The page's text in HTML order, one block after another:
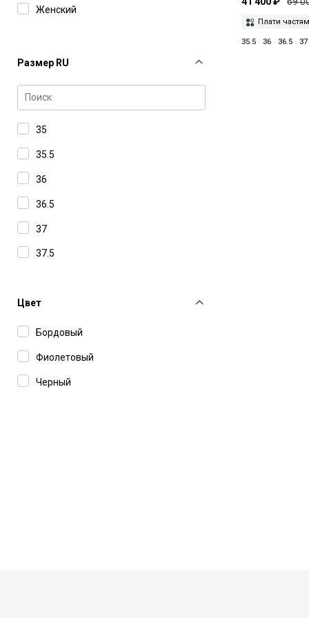
Si Rossi by Sergio Rossi
Женский
Размер RU
35
35.5
36
36.5
37
37.5
38.5
39
40
Цвет
Бордовый
Фиолетовый
Черный
Плати
35.5 36 36.5 37